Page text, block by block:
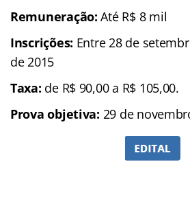
Remuneração: Até R$ 8 mil
Inscrições: Entre 28 de
de 2015
Taxa: de R$ 90,00 a R$ 105,00.
Prova objetiva: 29 de